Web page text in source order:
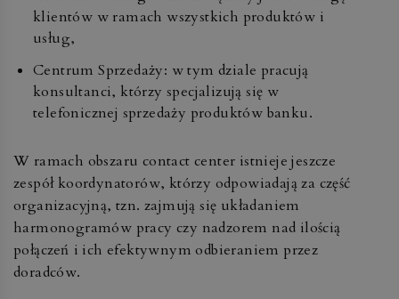
klientów w ramach wszystkich produktów i
usług,
Centrum Sprzedaży: w tym dziale pracują
konsultanci, którzy specjalizują się w
telefonicznej sprzedaży produktów banku.
W ramach obszaru contact center istnieje jeszcze
zespół koordynatorów, którzy odpowiadają za część
organizacyjną, tzn. zajmują się układaniem
harmonogramów pracy czy nadzorem nad ilością
połączeń i ich efektywnym odbieraniem przez
doradców.